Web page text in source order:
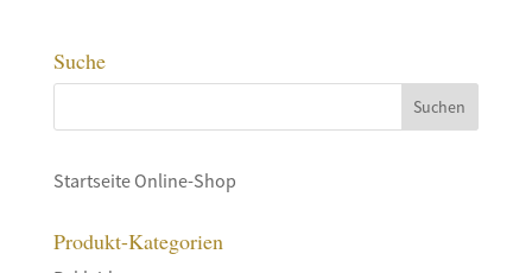
Suche
Startseite Online-Shop
Produkt-Kategorien